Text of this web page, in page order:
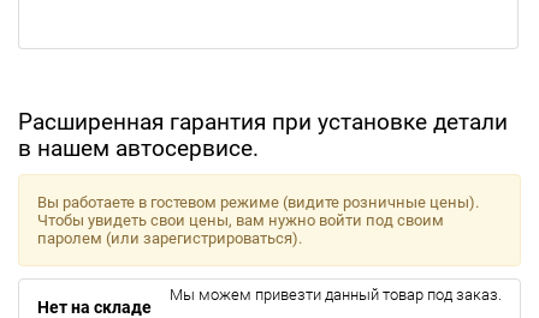
Расширенная гарантия при установке детали
в нашем автосервисе.
Вы работаете в гостевом режиме (видите розничные цены).
Чтобы увидеть свои цены, вам нужно войти под своим
паролем (или зарегистрироваться).
Нет на складе
Мы можем привезти данный товар под заказ.